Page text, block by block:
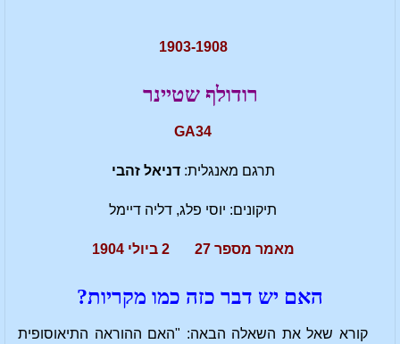
1903-1908
רודולף שטיינר
GA34
תרגם מאנגלית:דניאל זהבי
תיקונים: יוסי פלג, דליה דיימל
מאמר מספר 27 2 ביולי 1904
האם יש דבר כזה כמו מקריות?
קורא שאל את השאלה הבאה: "האם ההוראה התיאוסופית